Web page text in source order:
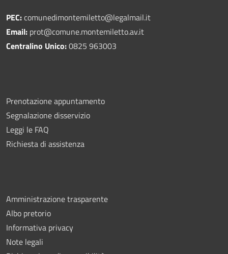
PEC:comunedimontemiletto@legalmail.it
Email: prot@comune.montemiletto.av.it
Centralino Unico:0825 963003
Prenotazione appuntamento
Segnalazione disservizio
Leggi le FAQ
Richiesta di assistenza
Amministrazione trasparente
Albo pretorio
Informativa privacy
Note legali